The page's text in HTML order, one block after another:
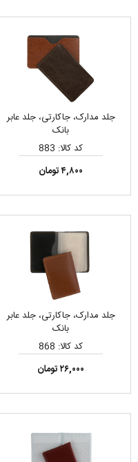
جلد مدارک، جاکارتی، جلد عابر
بانک
کد کالا: 883
۴,۸۰۰ تومان
جلد مدارک، جاکارتی، جلد عابر
بانک
کد کالا: 868
۲۶,۰۰۰ تومان